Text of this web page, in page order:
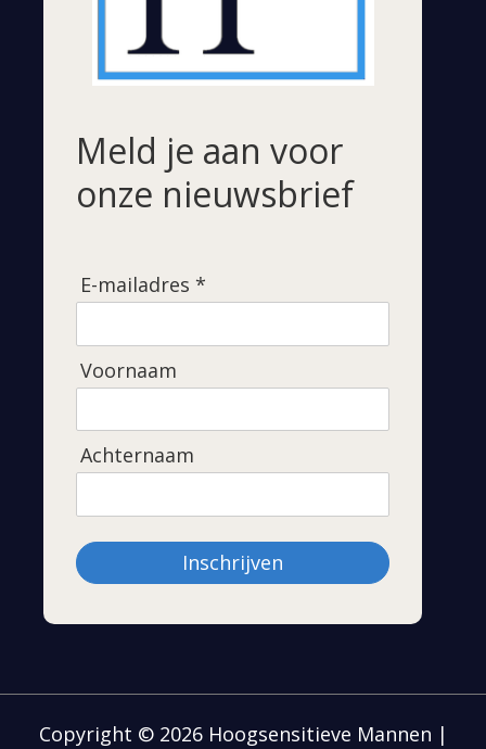
Meld je aan voor
onze nieuwsbrief
E-mailadres *
Voornaam
Achternaam
Inschrijven
Copyright © 2026 Hoogsensitieve Mannen |